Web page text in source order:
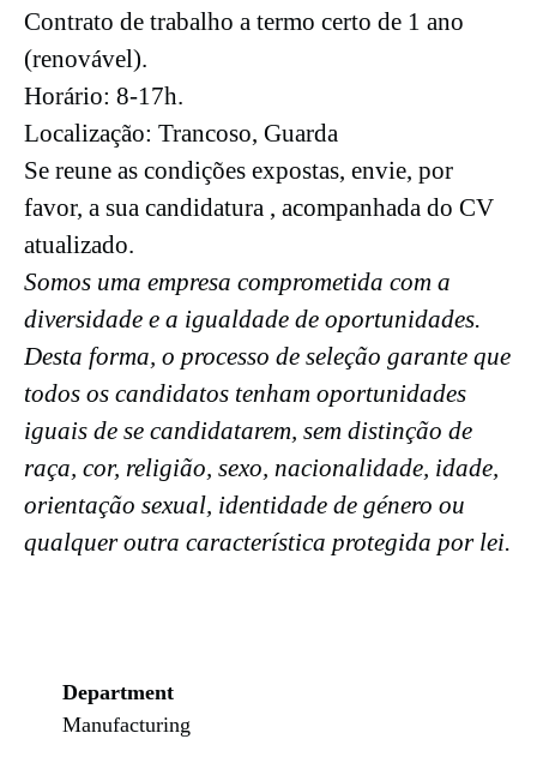
Contrato de trabalho a termo certo de 1 ano
(renovável).
Horário: 8-17h.
Localização: Trancoso, Guarda
Se reune as condições expostas, envie, por
favor, a sua candidatura , acompanhada do CV
atualizado.
Somos uma empresa comprometida com a
diversidade e a igualdade de oportunidades.
Desta forma, o processo de seleção garante que
todos os candidatos tenham oportunidades
iguais de se candidatarem, sem distinção de
raça, cor, religião, sexo, nacionalidade, idade,
orientação sexual, identidade de género ou
qualquer outra característica protegida por lei.
Department
Manufacturing